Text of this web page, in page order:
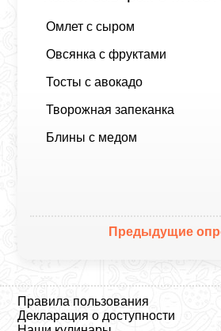
Омлет с сыром
Овсянка с фруктами
Тосты с авокадо
Творожная запеканка
Блины с медом
Предыдущие
Правила пользования
Декларация о доступности